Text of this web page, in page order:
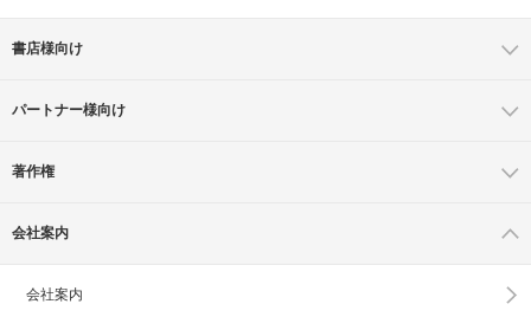
書店様向け
パートナー様向け
著作権
会社案内
会社案内